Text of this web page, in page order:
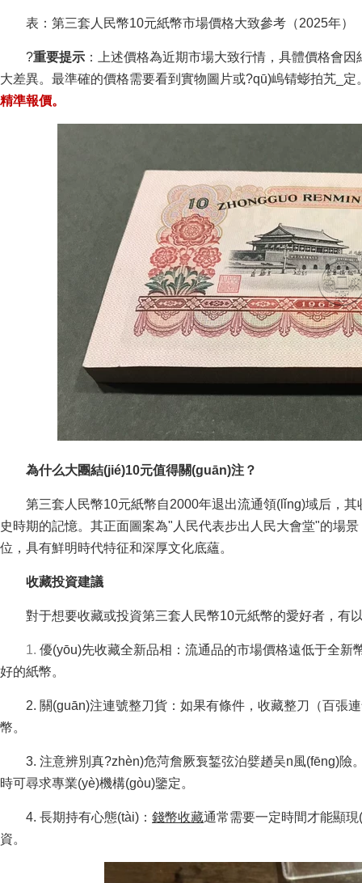
表：第三套人民幣10元紙幣市場價格大致參考（2025年）
?重要提示 ：上述價格為近期市場大致行情，具體價格會
大差異。最準確的價格需要看到實物圖片或?qū)嵨锖蟛拍艽_定
精準報價。
為什么大團結(jié)10元值得關(guān)注？
第三套人民幣10元紙幣自2000年退出流通領(lǐng)域后，其收
史時期的記憶。其正面圖案為"人民代表步出人民大會堂"的場景
位，具有鮮明時代特征和深厚文化底蘊。
收藏投資建議
對于想要收藏或投資第三套人民幣10元紙幣的愛好者，有
1. 優(yōu)先收藏全新品相：流通品的市場價格遠低于全新幣
好的紙幣。
2. 關(guān)注連號整刀貨：如果有條件，收藏整刀（百
幣。
3. 注意辨別真?zhèn)危菏詹厥袌錾弦泊嬖趥吴n風(fēng)險
時可尋求專業(yè)機構(gòu)鑒定。
4. 長期持有心態(tài)： 錢幣收藏通常需要一定時間才能顯現
資。